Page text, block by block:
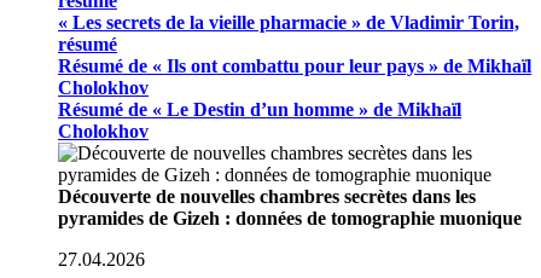
« Les secrets de la vieille pharmacie » de Vladimir Torin,
résumé
Résumé de « Ils ont combattu pour leur pays » de Mikhaïl
Cholokhov
Résumé de « Le Destin d’un homme » de Mikhaïl
Cholokhov
Découverte de nouvelles chambres secrètes dans les
pyramides de Gizeh : données de tomographie muonique
27.04.2026